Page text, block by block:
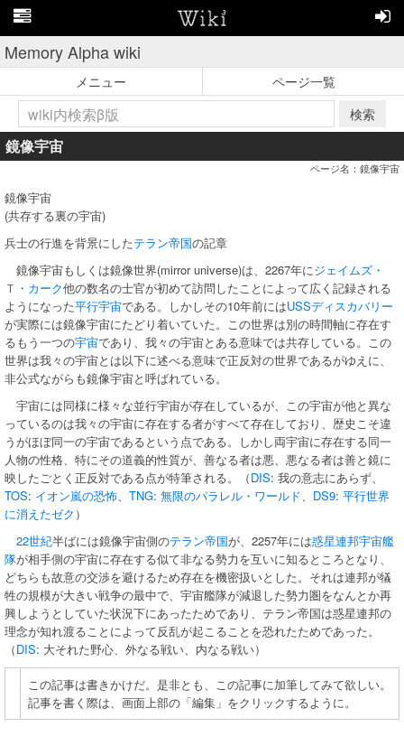
Memory Alpha wiki
メニュー
ページ一覧
検索
鏡像宇宙
ページ名：鏡像宇宙
鏡像宇宙
(共存する裏の宇宙)
兵士の行進を背景にしたテラン帝国の記章
鏡像宇宙もしくは鏡像世界(mirror universe)は、2267年にジェイムズ・
Ｔ・カーク他の数名の士官が初めて訪問したことによって広く記録される
ようになった平行宇宙である。しかしその10年前にはUSSディスカバリー
が実際には鏡像宇宙にたどり着いていた。この世界は別の時間軸に存在す
るもう一つの宇宙であり、我々の宇宙とある意味では共存している。この
世界は我々の宇宙とは以下に述べる意味で正反対の世界であるがゆえに、
非公式ながらも鏡像宇宙と呼ばれている。
宇宙には同様に様々な並行宇宙が存在しているが、この宇宙が他と異な
っているのは我々の宇宙に存在する者がすべて存在しており、歴史こそ違
うがほぼ同一の宇宙であるという点である。しかし両宇宙に存在する同一
人物の性格、特にその道義的性質が、善なる者は悪、悪なる者は善と鏡に
映したごとく正反対である点が特筆される。（DIS: 我の意志にあらず、
TOS: イオン嵐の恐怖、 TNG: 無限のパラレル・ワールド、 DS9: 平行世界
に消えたゼク ）
22世紀半ばには鏡像宇宙側のテラン帝国が、2257年には惑星連邦宇宙艦
隊が相手側の宇宙に存在する似て非なる勢力を互いに知るところとなり、
どちらも故意の交渉を避けるため存在を機密扱いとした。それは連邦が犠
牲の規模が大きい戦争の最中で、宇宙艦隊が減退した勢力圏をなんとか再
興しようとしていた状況下にあったためであり、テラン帝国は惑星連邦の
理念が知れ渡ることによって反乱が起こることを恐れたためであった。
（DIS: 大それた野心、外なる戦い、内なる戦い）
この記事は書きかけだ。是非とも、この記事に加筆してみて欲しい。
記事を書く際は、画面上部の「編集」をクリックするように。